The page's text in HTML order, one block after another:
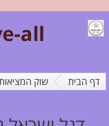
all
דף הבית שוק